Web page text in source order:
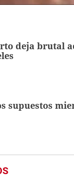
deja brutal
supuestos